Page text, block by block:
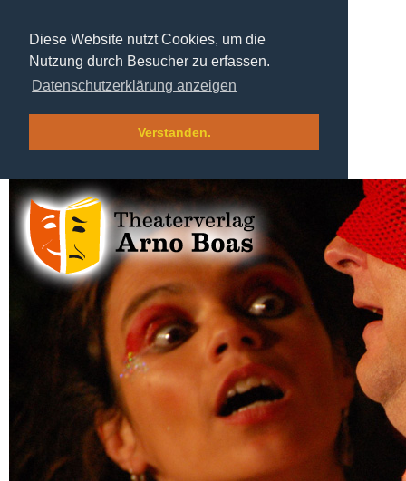
Diese Website nutzt Cookies, um die
Nutzung durch Besucher zu erfassen.
Datenschutzerklärung anzeigen
Verstanden.